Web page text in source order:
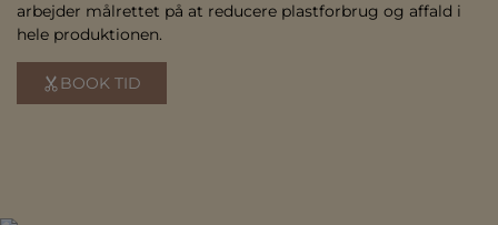
arbejder målrettet på at reducere plastforbrug og affald i
hele produktionen.
BOOK TID